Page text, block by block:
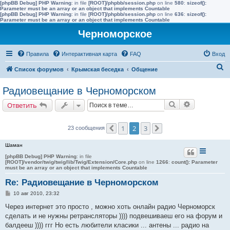
[phpBB Debug] PHP Warning: in file [ROOT]/phpbb/session.php on line 580: sizeof():
Parameter must be an array or an object that implements Countable
[phpBB Debug] PHP Warning: in file [ROOT]/phpbb/session.php on line 636: sizeof():
Parameter must be an array or an object that implements Countable
Черноморское
Правила Интерактивная карта FAQ Вход
Список форумов Крымская беседка Общение
Радиовещание в Черноморском
Ответить Поиск
23 сообщения Пред.
1 2 3
Шаман
[phpBB Debug] PHP Warning: in file
[ROOT]/vendor/twig/twig/lib/Twig/Extension/Core.php on line 1266: count(): Parameter
must be an array or an object that implements Countable
Re: Радиовещание в Черноморском
С
о
б
щ
е
10 авг 2010, 23:32
Через интернет это просто , можно хоть онлайн радио Черноморск
сделать и не нужны ретрансляторы )))) подвешиваеш его на форум и
балдееш )))) ггг Но есть любители класики ... антены ... радио на